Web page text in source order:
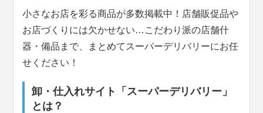
小さなお店を彩る商品が多数掲載中！店舗販促品や
お店づくりには欠かせない…こだわり派の店舗什
器・備品まで、まとめてスーパーデリバリーにお任
せください！
卸・仕入れサイト「スーパーデリバリー」
とは？